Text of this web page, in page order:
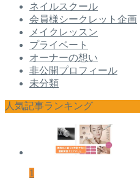
ネイルスクール
会員様シークレット企画
メイクレッスン
プライベート
オーナーの想い
非公開プロフィール
未分類
人気記事ランキング
1